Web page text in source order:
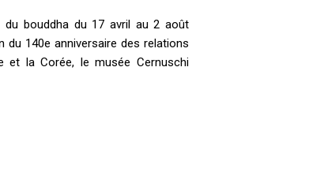
bouddha du 17 avril au 2 août
du 140e anniversaire des relations
et la Corée, le musée Cernuschi